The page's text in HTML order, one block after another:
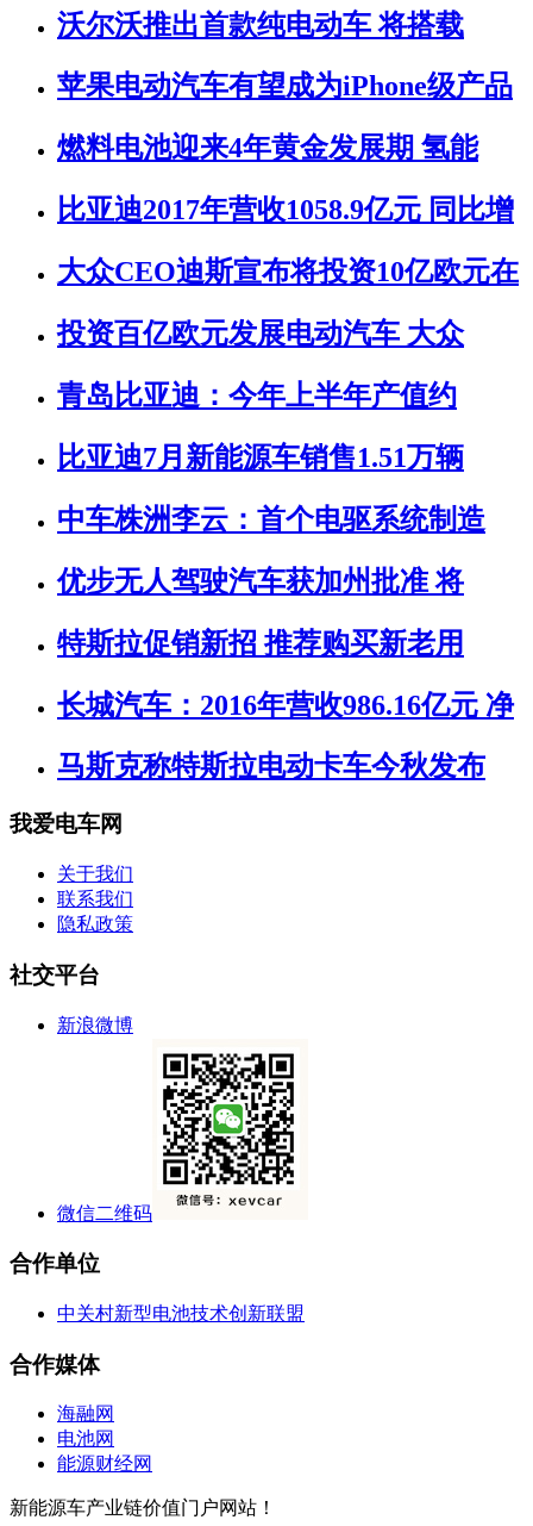
沃尔沃推出首款纯电动车 将搭载
苹果电动汽车有望成为iPhone级产品
燃料电池迎来4年黄金发展期 氢能
比亚迪2017年营收1058.9亿元 同比增
大众CEO迪斯宣布将投资10亿欧元在
投资百亿欧元发展电动汽车 大众
青岛比亚迪：今年上半年产值约
比亚迪7月新能源车销售1.51万辆
中车株洲李云：首个电驱系统制造
优步无人驾驶汽车获加州批准 将
特斯拉促销新招 推荐购买新老用
长城汽车：2016年营收986.16亿元 净
马斯克称特斯拉电动卡车今秋发布
我爱电车网
关于我们
联系我们
隐私政策
社交平台
新浪微博
微信二维码
合作单位
中关村新型电池技术创新联盟
合作媒体
海融网
电池网
能源财经网
新能源车产业链价值门户网站！